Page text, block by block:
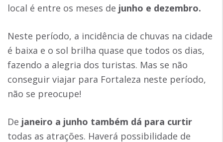
local é entre os meses de junho e dezembro.
Neste período, a incidência de chuvas na cidade
é baixa e o sol brilha quase que todos os dias,
fazendo a alegria dos turistas. Mas se não
conseguir viajar para Fortaleza neste período,
não se preocupe!
De janeiro a junho também dá para curtir
todas as atrações. Haverá possibilidade de